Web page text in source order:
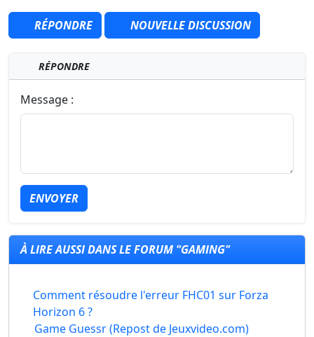
RÉPONDRE NOUVELLE DISCUSSION
RÉPONDRE
Message :
ENVOYER
À LIRE AUSSI DANS LE FORUM "GAMING"
Comment résoudre l'erreur FHC01 sur Forza
Horizon 6 ?
Game Guessr (Repost de Jeuxvideo.com)